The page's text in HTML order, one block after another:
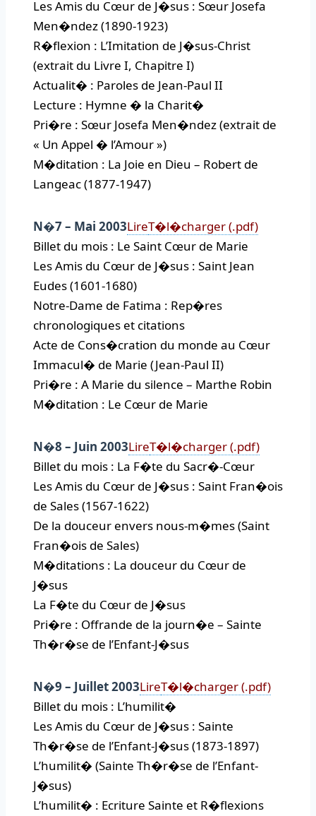
Les Amis du Cœur de J�sus : Sœur Josefa
Men�ndez (1890-1923)
R�flexion : L’Imitation de J�sus-Christ
(extrait du Livre I, Chapitre I)
Actualit� : Paroles de Jean-Paul II
Lecture : Hymne � la Charit�
Pri�re : Sœur Josefa Men�ndez (extrait de
« Un Appel � l’Amour »)
M�ditation : La Joie en Dieu – Robert de
Langeac (1877-1947)
N�7 – Mai 2003LireT�l�charger (.pdf)
Billet du mois : Le Saint Cœur de Marie
Les Amis du Cœur de J�sus : Saint Jean
Eudes (1601-1680)
Notre-Dame de Fatima : Rep�res
chronologiques et citations
Acte de Cons�cration du monde au Cœur
Immacul� de Marie (Jean-Paul II)
Pri�re : A Marie du silence – Marthe Robin
M�ditation : Le Cœur de Marie
N�8 – Juin 2003LireT�l�charger (.pdf)
Billet du mois : La F�te du Sacr�-Cœur
Les Amis du Cœur de J�sus : Saint Fran�ois
de Sales (1567-1622)
De la douceur envers nous-m�mes (Saint
Fran�ois de Sales)
M�ditations : La douceur du Cœur de
J�sus
La F�te du Cœur de J�sus
Pri�re : Offrande de la journ�e – Sainte
Th�r�se de l’Enfant-J�sus
N�9 – Juillet 2003LireT�l�charger (.pdf)
Billet du mois : L’humilit�
Les Amis du Cœur de J�sus : Sainte
Th�r�se de l’Enfant-J�sus (1873-1897)
L’humilit� (Sainte Th�r�se de l’Enfant-
J�sus)
L’humilit� : Ecriture Sainte et R�flexions